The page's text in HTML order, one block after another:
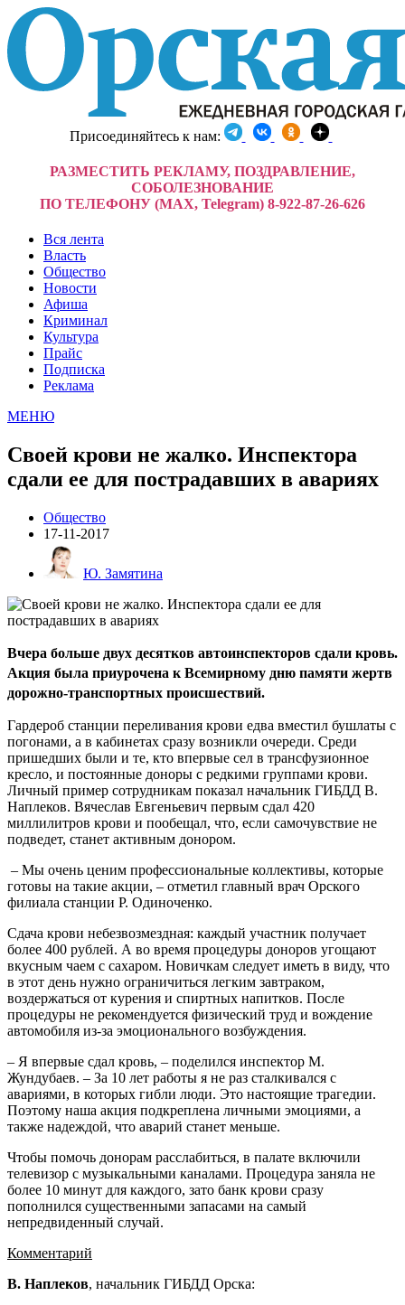
Присоединяйтесь к нам:
РАЗМЕСТИТЬ РЕКЛАМУ, ПОЗДРАВЛЕНИЕ,
СОБОЛЕЗНОВАНИЕ
ПО ТЕЛЕФОНУ (MAX, Telegram) 8-922-87-26-626
Вся лента
Власть
Общество
Новости
Афиша
Криминал
Культура
Прайс
Подписка
Реклама
МЕНЮ
Своей крови не жалко. Инспектора
сдали ее для пострадавших в авариях
Общество
17-11-2017
Ю. Замятина
Вчера больше двух десятков автоинспекторов сдали кровь.
Акция была приурочена к Всемирному дню памяти жертв
дорожно-транспортных происшествий.
Гардероб станции переливания крови едва вместил бушлаты с
погонами, а в кабинетах сразу возникли очереди. Среди
пришедших были и те, кто впервые сел в трансфузионное
кресло, и постоянные доноры с редкими группами крови.
Личный пример сотрудникам показал начальник ГИБДД В.
Наплеков. Вячеслав Евгеньевич первым сдал 420
миллилитров крови и пообещал, что, если самочувствие не
подведет, станет активным донором.
– Мы очень ценим профессиональные коллективы, которые
готовы на такие акции, – отметил главный врач Орского
филиала станции Р. Одиноченко.
Сдача крови небезвозмездная: каждый участник получает
более 400 рублей. А во время процедуры доноров угощают
вкусным чаем с сахаром. Новичкам следует иметь в виду, что
в этот день нужно ограничиться легким завтраком,
воздержаться от курения и спиртных напитков. После
процедуры не рекомендуется физический труд и вождение
автомобиля из-за эмоционального возбуждения.
– Я впервые сдал кровь, – поделился инспектор М.
Жундубаев. – За 10 лет работы я не раз сталкивался с
авариями, в которых гибли люди. Это настоящие трагедии.
Поэтому наша акция подкреплена личными эмоциями, а
также надеждой, что аварий станет меньше.
Чтобы помочь донорам расслабиться, в палате включили
телевизор с музыкальными каналами. Процедура заняла не
более 10 минут для каждого, зато банк крови сразу
пополнился существенными запасами на самый
непредвиденный случай.
Комментарий
В. Наплеков, начальник ГИБДД Орска: